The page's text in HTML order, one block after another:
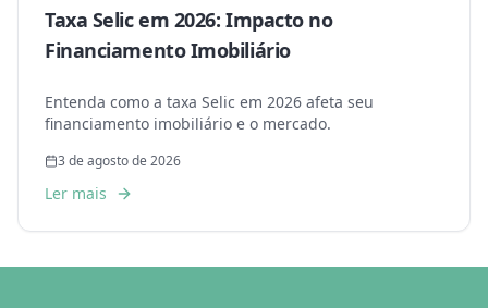
Taxa Selic em 2026: Impacto no
Financiamento Imobiliário
Entenda como a taxa Selic em 2026 afeta seu
financiamento imobiliário e o mercado.
3 de agosto de 2026
Ler mais